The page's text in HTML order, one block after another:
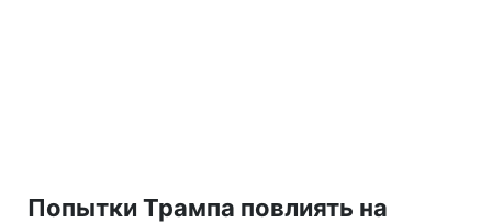
Попытки Трампа повлиять на